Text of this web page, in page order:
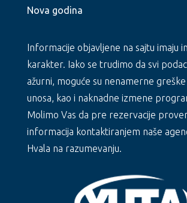
Nova godina
Informacije objavljene na sajtu imaju
karakter. Iako se trudimo da svi
ažurni, moguće su nenamerne
unosa, kao i naknadne izmene
Molimo Vas da pre rezervacije
informacija kontaktiranjem naše
Hvala na razumevanju.